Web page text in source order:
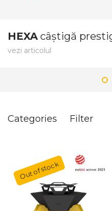
HEXAcâștigă
vezi articolul
Categories Filter